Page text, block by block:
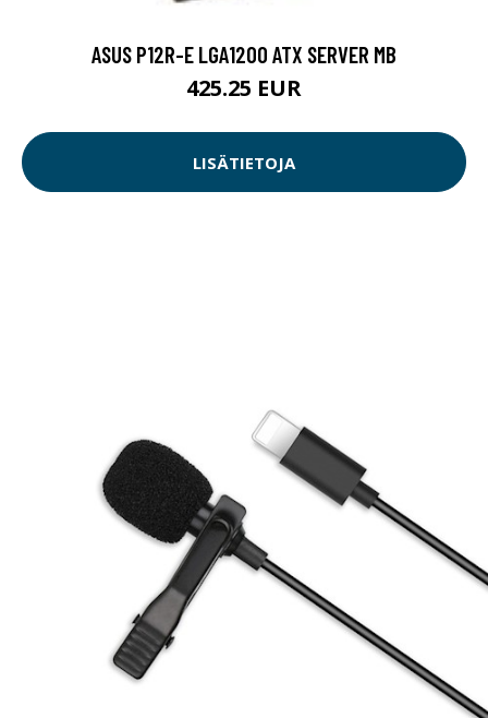
ASUS P12R-E LGA1200 ATX SERVER MB
425.25 EUR
LISÄTIETOJA